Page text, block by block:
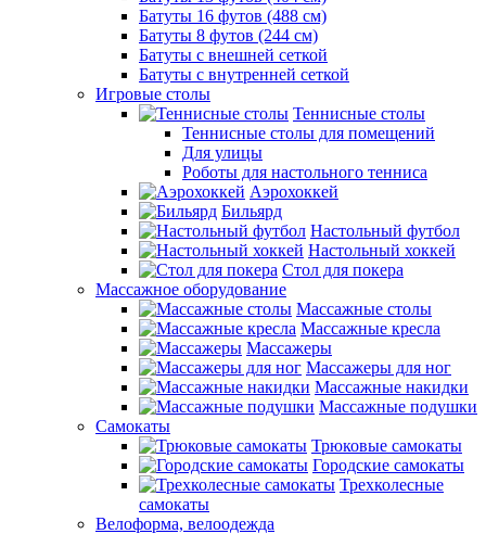
Батуты 16 футов (488 см)
Батуты 8 футов (244 см)
Батуты с внешней сеткой
Батуты с внутренней сеткой
Игровые столы
Теннисные столы
Теннисные столы для помещений
Для улицы
Роботы для настольного тенниса
Аэрохоккей
Бильярд
Настольный футбол
Настольный хоккей
Стол для покера
Массажное оборудование
Массажные столы
Массажные кресла
Массажеры
Массажеры для ног
Массажные накидки
Массажные подушки
Самокаты
Трюковые самокаты
Городские самокаты
Трехколесные
самокаты
Велоформа, велоодежда